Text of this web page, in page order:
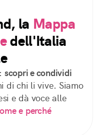
la Mappa
dell'Italia
scopri e condividi
di chi li vive. Siamo
e dà voce alle
e perché